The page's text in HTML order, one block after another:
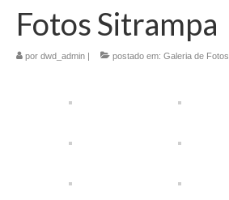
Fotos Sitrampa
por dwd_admin postado em: Galeria de Fotos